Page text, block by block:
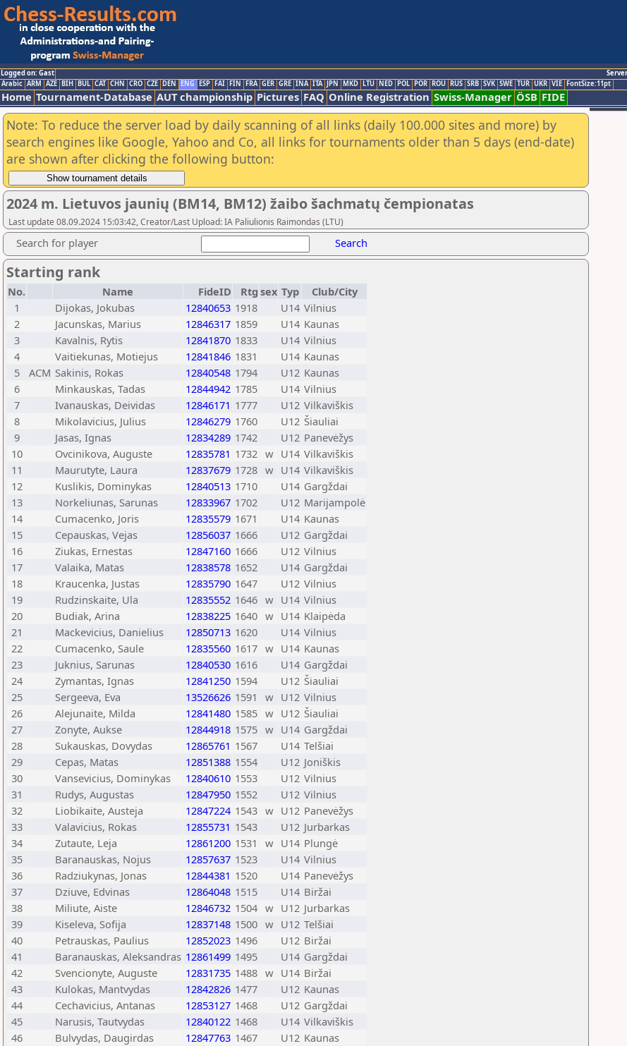
Logged on: Gast
Arabic ARM AZE BIH BUL CAT CHN CRO CZE DEN ENG ESP FAI FIN FRA GER GRE INA ITA JPN MKD LTU NED POL POR ROU RUS SRB SVK SWE TUR UKR VIE FontSize:11pt
Home Tournament-Database AUT championship Pictures FAQ Online Registration Swiss-Manager ÖSB FIDE
Note: To reduce the server load by daily scanning of all links (daily 100.000 sites and more) by
search engines like Google, Yahoo and Co, all links for tournaments older than 5 days (end-date)
are shown after clicking the following button:
2024 m. Lietuvos jaunių (BM14, BM12) žaibo šachmatų čempionatas
Last update 08.09.2024 15:03:42, Creator/Last Upload: IA Paliulionis Raimondas (LTU)
Search for player Search
Starting rank
No. Name FideID Rtg sex Typ
Club/City
1
Dijokas, Jokubas 12840653 1918 U14 Vilnius
2
Jacunskas, Marius 12846317 1859 U14 Kaunas
3
Kavalnis, Rytis 12841870 1833 U14 Vilnius
4
Vaitiekunas, Motiejus 12841846 1831 U14 Kaunas
5
ACM Sakinis, Rokas 12840548 1794 U12 Kaunas
6
Minkauskas, Tadas 12844942 1785 U14 Vilnius
7
Ivanauskas, Deividas 12846171 1777 U12 Vilkaviškis
8
Mikolavicius, Julius 12846279 1760 U12 Šiauliai
9
Jasas, Ignas 12834289 1742 U12 Panevėžys
10
Ovcinikova, Auguste 12835781 1732 w U14 Vilkaviškis
11
Maurutyte, Laura 12837679 1728 w U14 Vilkaviškis
12
Kuslikis, Dominykas 12840513 1710 U14 Gargždai
13
Norkeliunas, Sarunas 12833967 1702 U12 Marijampolė
14
Cumacenko, Joris 12835579 1671 U14 Kaunas
15
Cepauskas, Vejas 12856037 1666 U12 Gargždai
16
Ziukas, Ernestas 12847160 1666 U12 Vilnius
17
Valaika, Matas 12838578 1652 U14 Gargždai
18
Kraucenka, Justas 12835790 1647 U12 Vilnius
19
Rudzinskaite, Ula 12835552 1646 w U14 Vilnius
20
Budiak, Arina 12838225 1640 w U14 Klaipėda
21
Mackevicius, Danielius 12850713 1620 U14 Vilnius
22
Cumacenko, Saule 12835560 1617 w U14 Kaunas
23
Juknius, Sarunas 12840530 1616 U14 Gargždai
24
Zymantas, Ignas 12841250 1594 U12 Šiauliai
25
Sergeeva, Eva 13526626 1591 w U12 Vilnius
26
Alejunaite, Milda 12841480 1585 w U12 Šiauliai
27
Zonyte, Aukse 12844918 1575 w U14 Gargždai
28
Sukauskas, Dovydas 12865761 1567 U14 Telšiai
29
Cepas, Matas 12851388 1554 U12 Joniškis
30
Vansevicius, Dominykas 12840610 1553 U12 Vilnius
31
Rudys, Augustas 12847950 1552 U12 Vilnius
32
Liobikaite, Austeja 12847224 1543 w U12 Panevėžys
33
Valavicius, Rokas 12855731 1543 U12 Jurbarkas
34
Zutaute, Leja 12861200 1531 w U14 Plungė
35
Baranauskas, Nojus 12857637 1523 U14 Vilnius
36
Radziukynas, Jonas 12844381 1520 U14 Panevėžys
37
Dziuve, Edvinas 12864048 1515 U14 Biržai
38
Miliute, Aiste 12846732 1504 w U12 Jurbarkas
39
Kiseleva, Sofija 12837148 1500 w U12 Telšiai
40
Petrauskas, Paulius 12852023 1496 U12 Biržai
41
Baranauskas, Aleksandras 12861499 1495 U14 Gargždai
42
Svencionyte, Auguste 12831735 1488 w U14 Biržai
43
Kulokas, Mantvydas 12842826 1477 U12 Kaunas
44
Cechavicius, Antanas 12853127 1468 U12 Gargždai
45
Narusis, Tautvydas 12840122 1468 U14 Vilkaviškis
46
Bulvydas, Daugirdas 12847763 1467 U12 Kaunas